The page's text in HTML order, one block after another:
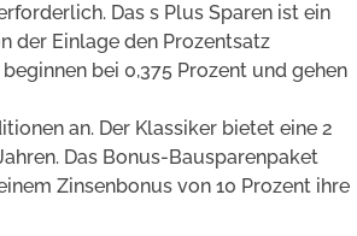
Das s Plus Sparen ist ein
der Einlage den Prozentsatz
bei 0,375 Prozent und gehen
an. Der Klassiker bietet eine 2
Das Bonus-Bausparenpaket
Zinsenbonus von 10 Prozent ihre